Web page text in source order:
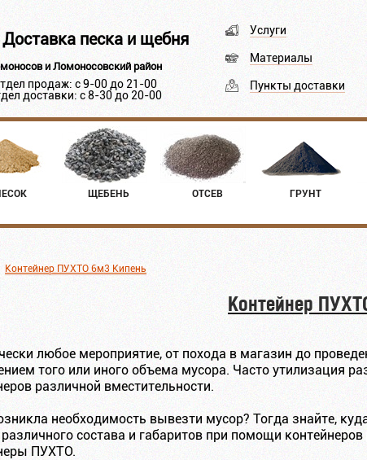
Доставка песка и щебня
и Ломоносовский район
продаж: с 9-00 до 21-00
доставки: с 8-30 до 20-00
Услуги
Материалы
Пункты доставки
ЩЕБЕНЬ ОТСЕВ ГРУНТ
Контейнер ПУХТО 6м3 Кипень
Контейнер
любое мероприятие, от похода в магазин до
того или иного объема мусора. Часто утилизация
различной вместительности.
необходимость вывезти мусор? Тогда знайте,
состава и габаритов при помощи
ПУХТО.